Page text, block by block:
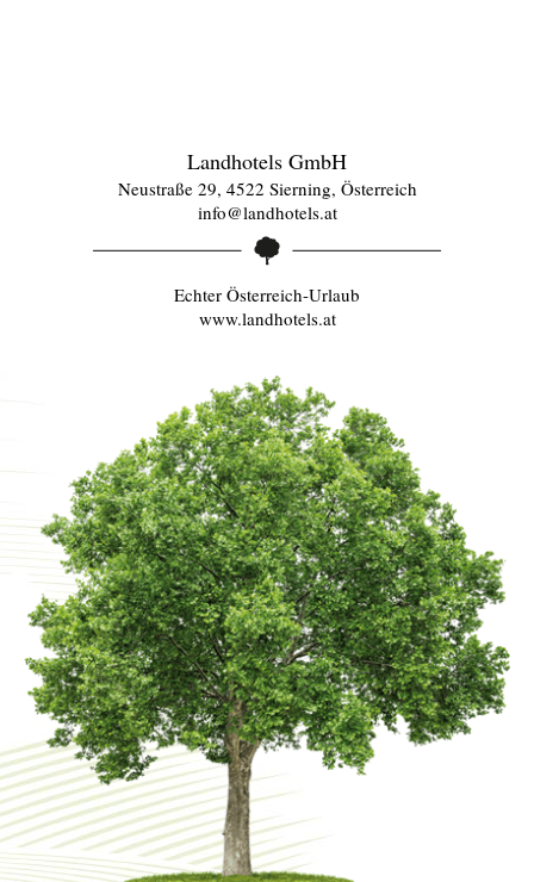
Landhotels GmbH
Neustraße 29, 4522 Sierning, Österreich
info@landhotels.at
Echter Österreich-Urlaub
www.landhotels.at